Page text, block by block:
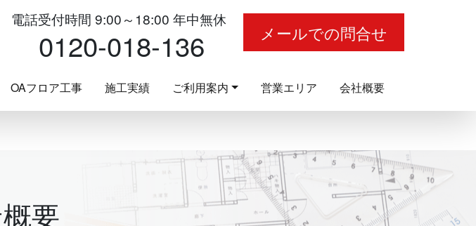
OAフロア工事 施工実績 ご利用案内 営業エリア 会社概要
電話受付時間 9:00～18:00 年中無休
0120-018-136 メールでの問合せ
要